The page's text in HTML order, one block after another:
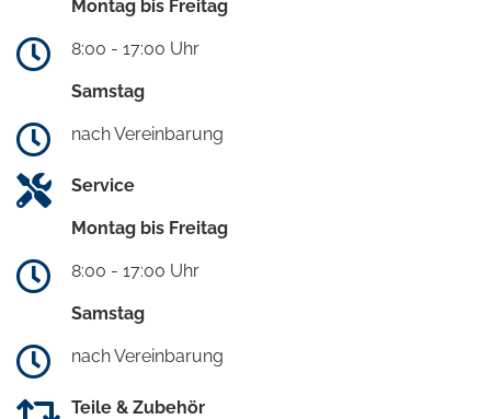
Montag bis Freitag
8:00 - 17:00 Uhr
Samstag
nach Vereinbarung
Service
Montag bis Freitag
8:00 - 17:00 Uhr
Samstag
nach Vereinbarung
Teile & Zubehör